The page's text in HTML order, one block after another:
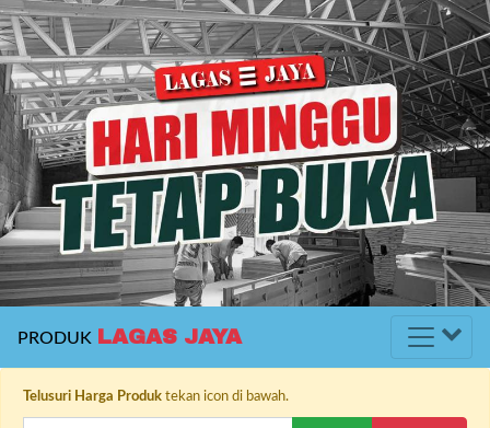
PRODUK LAGAS JAYA
Telusuri Harga Produk tekan icon di bawah.